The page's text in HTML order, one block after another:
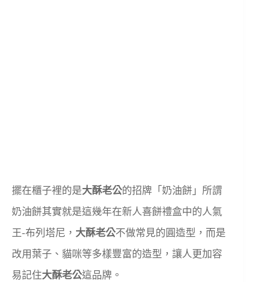
擺在櫃子裡的是大酥老公的招牌「奶油餅」所謂
奶油餅其實就是這幾年在新人喜餅禮盒中的人氣
王-布列塔尼， 大酥老公不做常見的圓造型，而是
改用葉子、貓咪等多樣豐富的造型，讓人更加容
易記住大酥老公這品牌。